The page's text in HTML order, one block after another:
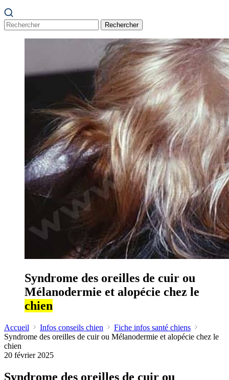
Rechercher
Syndrome des oreilles de cuir ou
Mélanodermie et alopécie chez le
chien
Accueil Infos conseils chien
Fiche infos santé chiens
Syndrome des oreilles de cuir ou Mélanodermie et alopécie chez le
chien
20 février 2025
Syndrome des oreilles de cuir ou